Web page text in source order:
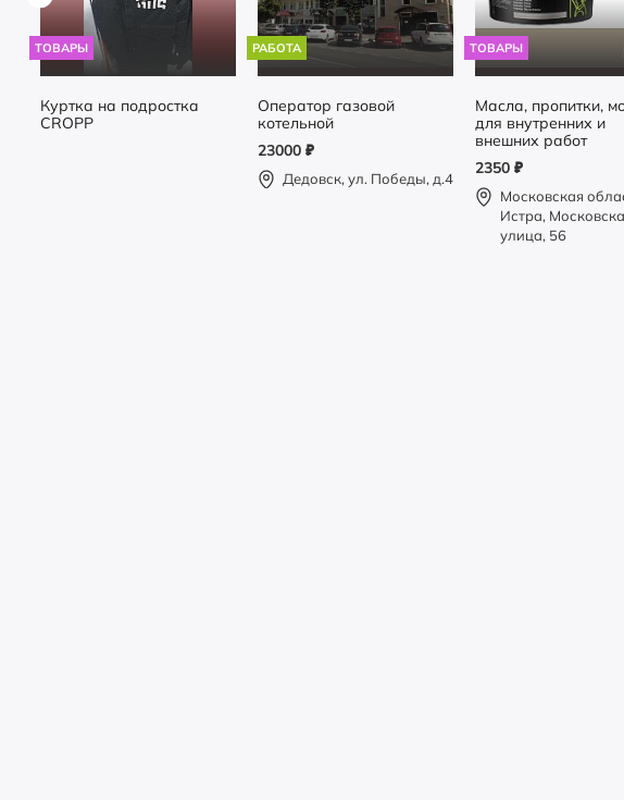
0₽
г. Истра, пл. Революции, д.6
ТОВАРЫ
Куртка на подростка
CROPP
РАБОТА
Оператор газовой
котельной
23000 ₽
Дедовск, ул. Победы, д.4
ТОВАРЫ
Масла, пропитки,
для внутренних и
внешних работ
2350 ₽
Московская
Истра,
улица, 56